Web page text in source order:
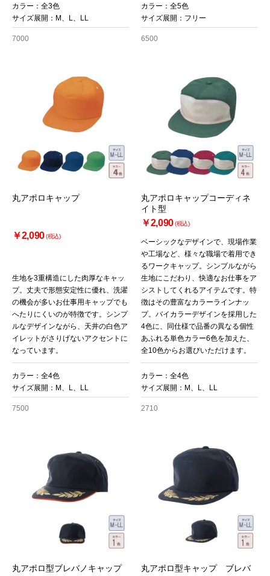
カラー：全3色
サイズ展開：M、L、LL
7000
カラー：全5色
サイズ展開：フリー
6500
丸アポロキャップ
￥2,090(税込)
生地を3重構造にした肉厚なキャッ
プ。丈夫で形態安定性に優れ、洗濯
の機会が多いお仕事用キャップでも
へたりにくいのが特徴です。シンプ
ルなデザインながら、天井の白色ア
イレットがさりげないアクセントに
なっています。
カラー：全4色
サイズ展開：M、L、LL
7500
丸アポロキャップコーディネ
イト型
￥2,090(税込)
ベーシックなデザインで、現場作業
や工場など、様々な職場で着用でき
るワークキャップ。シンプルながら
生地にこだわり、快適なお仕事をア
シストしてくれるアイテムです。特
徴はその豊富なカラーラインナッ
プ。バイカラーデザインを採用した
4色に、同仕様で品番の異なる個性
あふれる単色カラー6色を加えた、
全10色からお選びいただけます。
カラー：全4色
サイズ展開：M、L、LL
2710
丸アポロ型ブレバノキャップ
丸アポロ型キャップ ブレバ